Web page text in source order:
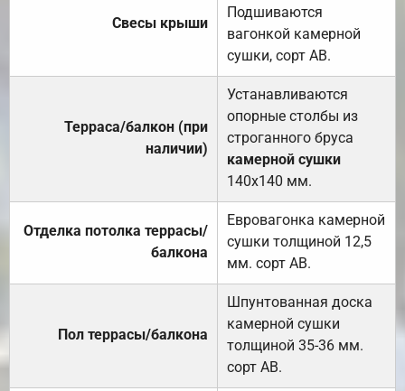
Свесы крыши
Подшиваются
вагонкой камерной
сушки, сорт АВ.
Терраса/балкон (при
наличии)
Устанавливаются
опорные столбы из
строганного бруса
камерной сушки
140х140 мм.
Отделка потолка террасы/
балкона
Евровагонка камерной
сушки толщиной 12,5
мм. сорт АВ.
Пол террасы/балкона
Шпунтованная доска
камерной сушки
толщиной 35-36 мм.
сорт АВ.